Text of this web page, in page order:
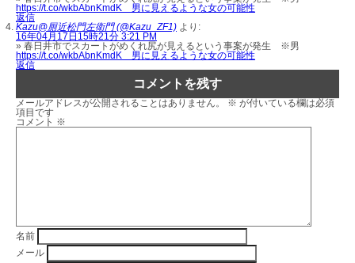
https://t.co/wkbAbnKmdK 男に見えるような女の可能性
返信
Kazu@厠近松門左衛門 (@Kazu_ZF1) より:
16年04月17日15時21分 3:21 PM
» 春日井市でスカートがめくれ尻が見えるという事案が発生 ※男
https://t.co/wkbAbnKmdK 男に見えるような女の可能性
返信
コメントを残す
メールアドレスが公開されることはありません。 ※ が付いている欄は必須
項目です
コメント ※
名前
メール